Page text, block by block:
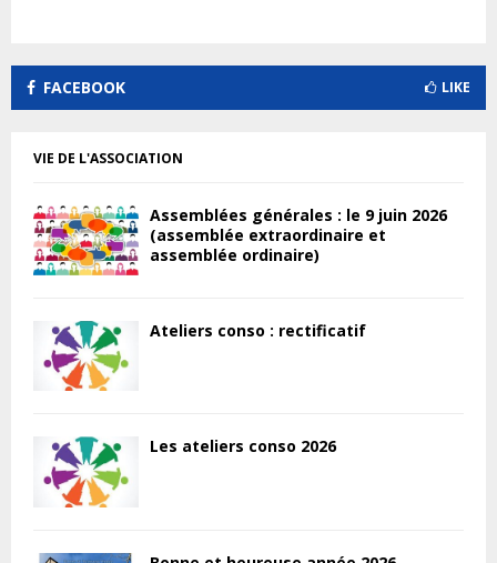
FACEBOOK LIKE
VIE DE L'ASSOCIATION
Assemblées générales : le 9 juin 2026
(assemblée extraordinaire et
assemblée ordinaire)
Ateliers conso : rectificatif
Les ateliers conso 2026